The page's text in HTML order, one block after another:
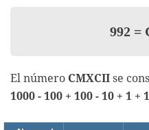
992 =
El número CMXCII se
1000 - 100 + 100 - 10 + 1 + 1